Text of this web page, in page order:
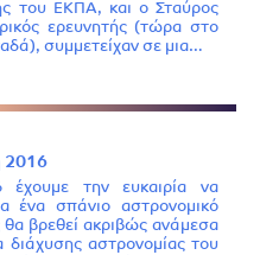
του ΕΚΠΑ, και ο Σταύρος
ερευνητής (τώρα στο
συμμετείχαν σε μια…
2016
την ευκαιρία να
ένα σπάνιο αστρονομικό
βρεθεί ακριβώς ανάμεσα
αστρονομίας του